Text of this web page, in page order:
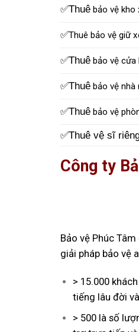
✅Thuê bảo vệ kho
✅Thuê bảo vệ giữ
✅Thuê bảo vệ cửa
✅Thuê bảo vệ nhà
✅Thuê bảo vệ
✅Thuê vệ sĩ
Công ty
Bảo vệ Phúc
giải pháp bảo vệ
> 15.000
tiếng lâu đời
> 500 là số